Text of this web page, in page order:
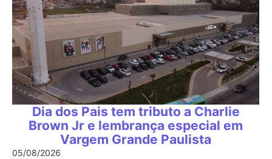
Dia dos Pais tem tributo a Charlie
Brown Jr e lembrança especial em
Vargem Grande Paulista
05/08/2026